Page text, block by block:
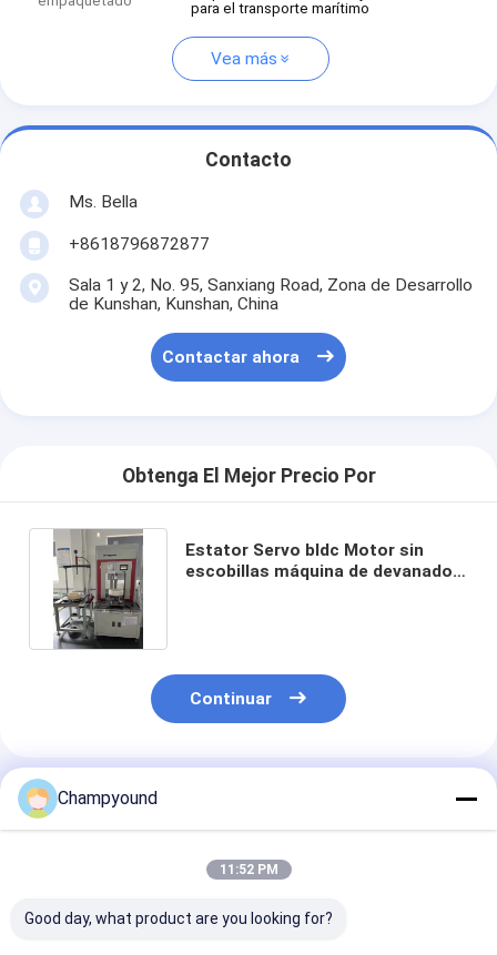
para el transporte marítimo
Vea más
Contacto
Ms. Bella
+8618796872877
Sala 1 y 2, No. 95, Sanxiang Road, Zona de Desarrollo
de Kunshan, Kunshan, China
Contactar ahora
Obtenga El Mejor Precio Por
Estator Servo bldc Motor sin
escobillas máquina de devanado
Continuar
Productos Recomendados
Champyound
11:52 PM
Good day, what product are you looking for?